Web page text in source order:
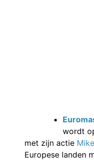
wordt
met zijn actie
Europese landen